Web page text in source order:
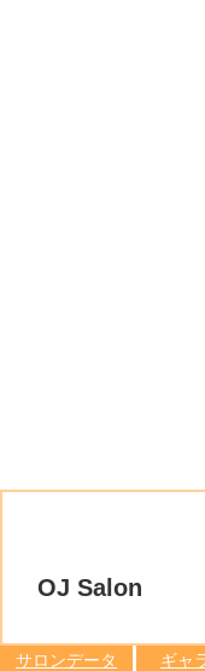
OJ Salon
サロンデータ ギャ